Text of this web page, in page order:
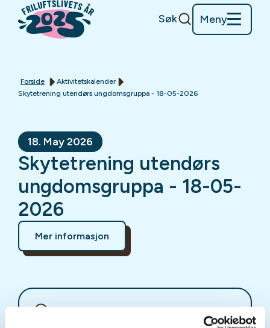
Søk Meny
Forside
Aktivitetskalender
Skytetrening utendørs ungdomsgruppa - 18-05-2026
18. May 2026
Skytetrening utendørs
ungdomsgruppa - 18-05-
2026
Mer informasjon